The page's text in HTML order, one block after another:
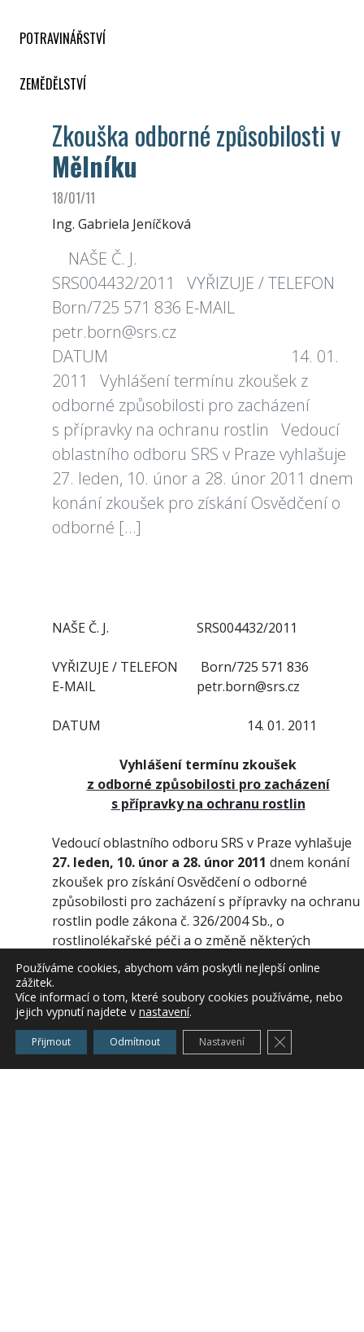
POTRAVINÁŘSTVÍ
ZEMĚDĚLSTVÍ
Zkouška odborné způsobilosti v
Mělníku
18/01/11
Ing. Gabriela Jeníčková
NAŠE Č. J.
SRS004432/2011 VYŘIZUJE / TELEFON
Born/725 571 836 E-MAIL
petr.born@srs.cz
DATUM 14. 01.
2011 Vyhlášení termínu zkoušek z
odborné způsobilosti pro zacházení
s přípravky na ochranu rostlin Vedoucí
oblastního odboru SRS v Praze vyhlašuje
27. leden, 10. únor a 28. únor 2011 dnem
konání zkoušek pro získání Osvědčení o
odborné […]
NAŠE Č. J. SRS004432/2011
VYŘIZUJE / TELEFON Born/725 571 836
E-MAIL
petr.born@srs.cz
DATUM 14. 01. 2011
Vyhlášení termínu zkoušek
z odborné způsobilosti pro zacházení
s přípravky na ochranu rostlin
Vedoucí oblastního odboru SRS v Praze vyhlašuje
27. leden, 10. únor a 28. únor 2011 dnem konání
zkoušek pro získání Osvědčení o odborné
způsobilosti pro zacházení s přípravky na ochranu
rostlin podle zákona č. 326/2004 Sb., o
rostlinolékařské péči a o změně některých
souvisejících zákonů, v platném znění.
Zkoušky se budou konat od
09:00 hodin
Střední zahradnická škola Mělník, Na Polabí 411,
276 01 Mělník
*Kontaktní údaje: Ing. Eva Holečková
Používáme cookies, abychom vám poskytli nejlepší online
zážitek.
Více informací o tom, které soubory cookies používáme, nebo
jejich vypnutí najdete v nastavení.
Přijmout Odmítnout Nastavení Zavřít cookie